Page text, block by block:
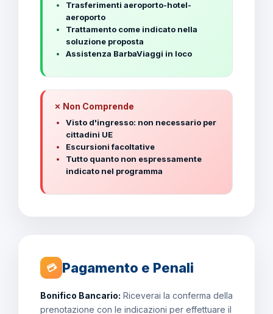
Trasferimenti aeroporto-hotel-
aeroporto
Trattamento come indicato nella
soluzione proposta
Assistenza BarbaViaggi in loco
✗ Non Comprende
Visto d'ingresso: non necessario per
cittadini UE
Escursioni facoltative
Tutto quanto non espressamente
indicato nel programma
💳 Pagamento e Penali
Bonifico Bancario: Riceverai la conferma della
prenotazione con le indicazioni per effettuare il